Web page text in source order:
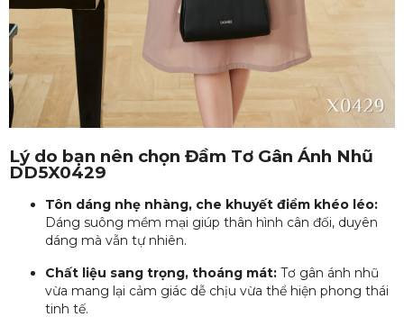
Lý do bạn nên chọn Đầm Tơ Gân Ánh Nhũ
DD5X0429
Tôn dáng nhẹ nhàng, che khuyết điểm khéo léo:
Dáng suông mềm mại giúp thân hình cân đối, duyên
dáng mà vẫn tự nhiên.
Chất liệu sang trọng, thoáng mát: Tơ gân ánh nhũ
vừa mang lại cảm giác dễ chịu vừa thể hiện phong thái
tinh tế.